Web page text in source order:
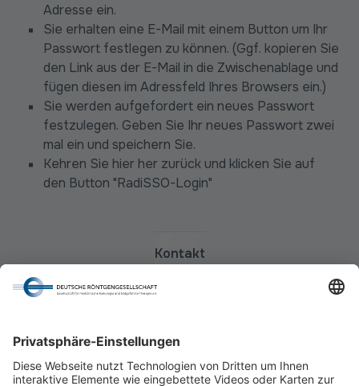
Adresse ein.
Sie erhalten eine E-Mail mit einem Button um Ihr
Passwort festlegen zu können. (Ggf. kopieren Sie
den Link aus der E-Mail in die Zwischenablage und
fügen diesen im Adressfeld Ihres Browsers ein.)
Sie werden aufgefordert ein neues Passwort
festzulegen. Geben Sie Ihr neues Passwort zwei
mal ein und speichern Sie.
Kehren Sie hier her zurück und klicken Sie auf
den Button "RadiSSO-Login"
Kontakt